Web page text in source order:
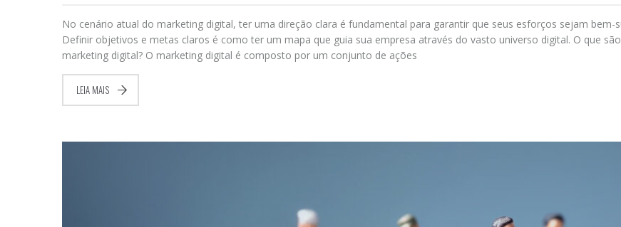
No cenário atual do marketing digital, ter uma direção clara é fundamental para garantir que seus esforços sejam bem-
Definir objetivos e metas claros é como ter um mapa que guia sua empresa através do vasto universo digital. O que
marketing digital? O marketing digital é composto por um conjunto de ações
LEIA MAIS